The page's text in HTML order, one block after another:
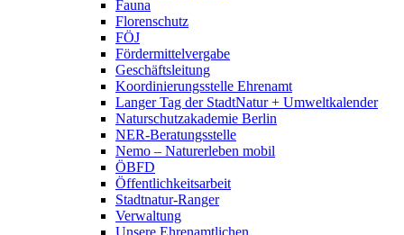
Fauna
Florenschutz
FÖJ
Fördermittelvergabe
Geschäftsleitung
Koordinierungsstelle Ehrenamt
Langer Tag der StadtNatur + Umweltkalender
Naturschutzakademie Berlin
NER-Beratungsstelle
Nemo – Naturerleben mobil
ÖBFD
Öffentlichkeitsarbeit
Stadtnatur-Ranger
Verwaltung
Unsere Ehrenamtlichen